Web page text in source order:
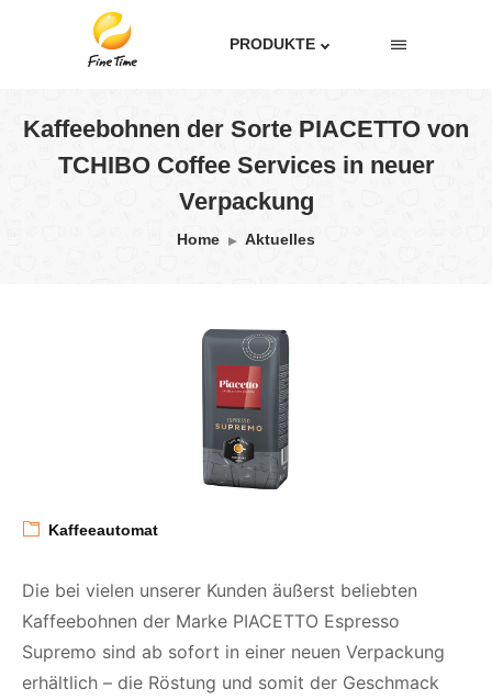
PRODUKTE
Kaffeebohnen der Sorte PIACETTO von
TCHIBO Coffee Services in neuer
Verpackung
Home Aktuelles
Kaffeeautomat
Die bei vielen unserer Kunden äußerst beliebten
Kaffeebohnen der Marke PIACETTO Espresso
Supremo sind ab sofort in einer neuen Verpackung
erhältlich – die Röstung und somit der Geschmack